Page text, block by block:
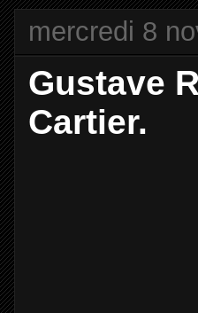
mercredi 8
Gustave
Cartier.